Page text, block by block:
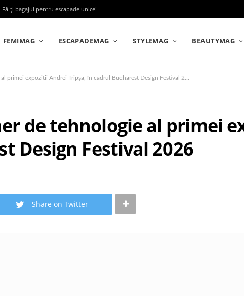
ți bagajul pentru escapade unice!
FEMIMAG ESCAPADEMAG STYLEMAG BEAUTYMAG
de tehnologie al primei
Design Festival 2026
Share on Twitter